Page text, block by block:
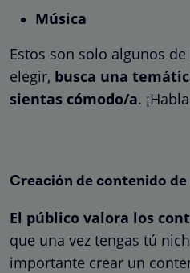
Música
Estos son solo algunos
elegir, busca una
sientas cómodo/a.
Creación de contenido de
El público valora los
que una vez tengas tú
importante crear un